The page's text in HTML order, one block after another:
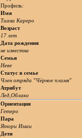
Профиль:
Имя
Тиана Кареро
Возраст
17 лет
Дата рождения
не известна
Семья
Неве
Статус в семье
Член отряда "Чёрное пламя"
Атрибут
Лед,Облако
Ориентация
Гетеро
Пара
Ятори Имаи
Дети